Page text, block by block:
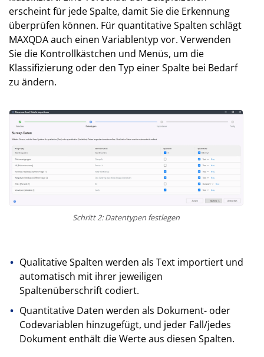
erscheint für jede Spalte, damit Sie die Erkennung
überprüfen können. Für quantitative Spalten schlägt
MAXQDA auch einen Variablentyp vor. Verwenden
Sie die Kontrollkästchen und Menüs, um die
Klassifizierung oder den Typ einer Spalte bei Bedarf
zu ändern.
Schritt 2: Datentypen festlegen
Qualitative Spalten werden als Text importiert und
automatisch mit ihrer jeweiligen
Spaltenüberschrift codiert.
Quantitative Daten werden als Dokument- oder
Codevariablen hinzugefügt, und jeder Fall/jedes
Dokument enthält die Werte aus diesen Spalten.